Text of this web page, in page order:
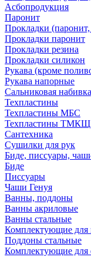
Асбопродукция
Паронит
Прокладки
Прокладки паронит
Прокладки резина
Прокладки силикон
Рукава (кроме
Рукава напорные
Сальниковая
Техпластины
Техпластины МБС
Техпластины ТМКЩ
Сантехника
Сушилки для рук
Биде, писсуары,
Биде
Писсуары
Чаши Генуя
Ванны, поддоны
Ванны акриловые
Ванны стальные
Комплектующие для
Поддоны стальные
Комплектующие для